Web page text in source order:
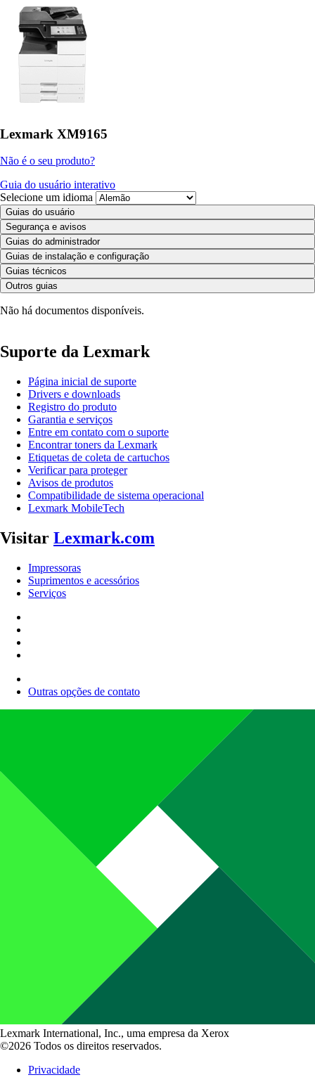
Lexmark XM9165
Não é o seu produto?
Guia do usuário interativo
Selecione um idioma
Guias do usuário
Segurança e avisos
Guias do administrador
Guias de instalação e configuração
Guias técnicos
Outros guias
Não há documentos disponíveis.
Suporte da Lexmark
Página inicial de suporte
Drivers e downloads
Registro do produto
Garantia e serviços
Entre em contato com o suporte
Encontrar toners da Lexmark
Etiquetas de coleta de cartuchos
Verificar para proteger
Avisos de produtos
Compatibilidade de sistema operacional
Lexmark MobileTech
Visitar Lexmark.com
Impressoras
Suprimentos e acessórios
Serviços
Outras opções de contato
Lexmark International, Inc., uma empresa da Xerox
©2026 Todos os direitos reservados.
Privacidade